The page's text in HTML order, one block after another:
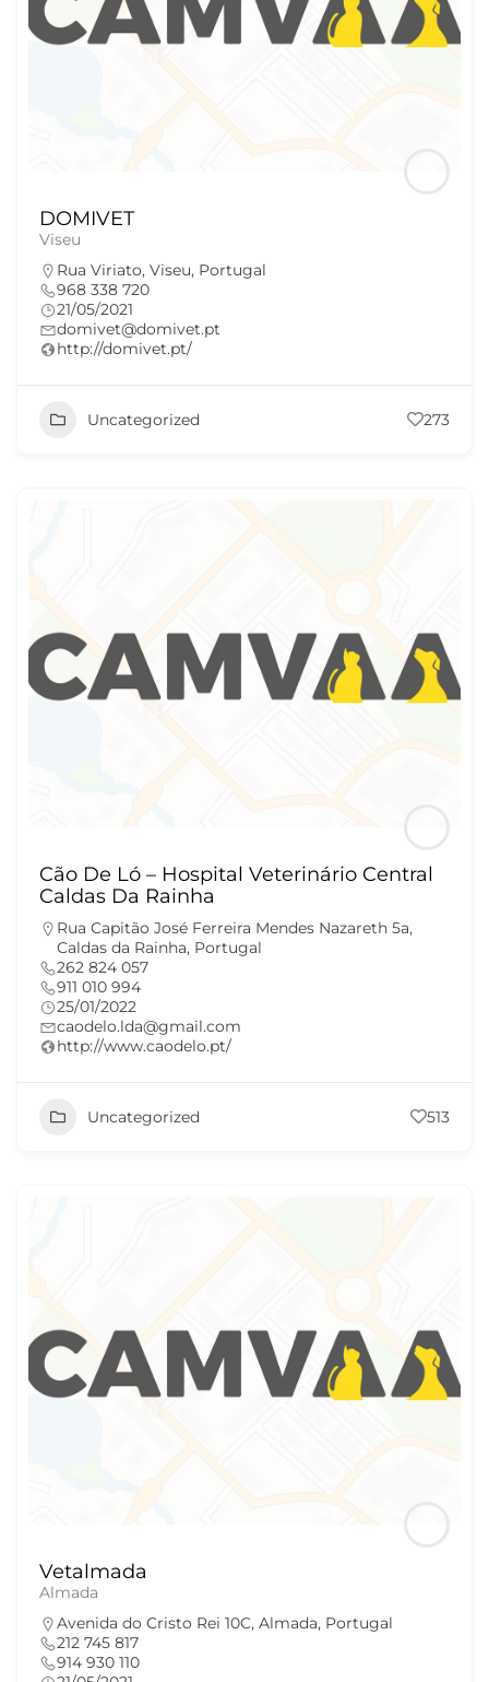
DOMIVET
Viseu
Rua Viriato, Viseu, Portugal
968 338 720
21/05/2021
domivet@domivet.pt
http://domivet.pt/
Uncategorized 273
Cão De Ló – Hospital Veterinário Central
Caldas Da Rainha
Rua Capitão José Ferreira Mendes Nazareth 5a,
Caldas da Rainha, Portugal
262 824 057
911 010 994
25/01/2022
caodelo.lda@gmail.com
http://www.caodelo.pt/
Uncategorized 513
Vetalmada
Almada
Avenida do Cristo Rei 10C, Almada, Portugal
212 745 817
914 930 110